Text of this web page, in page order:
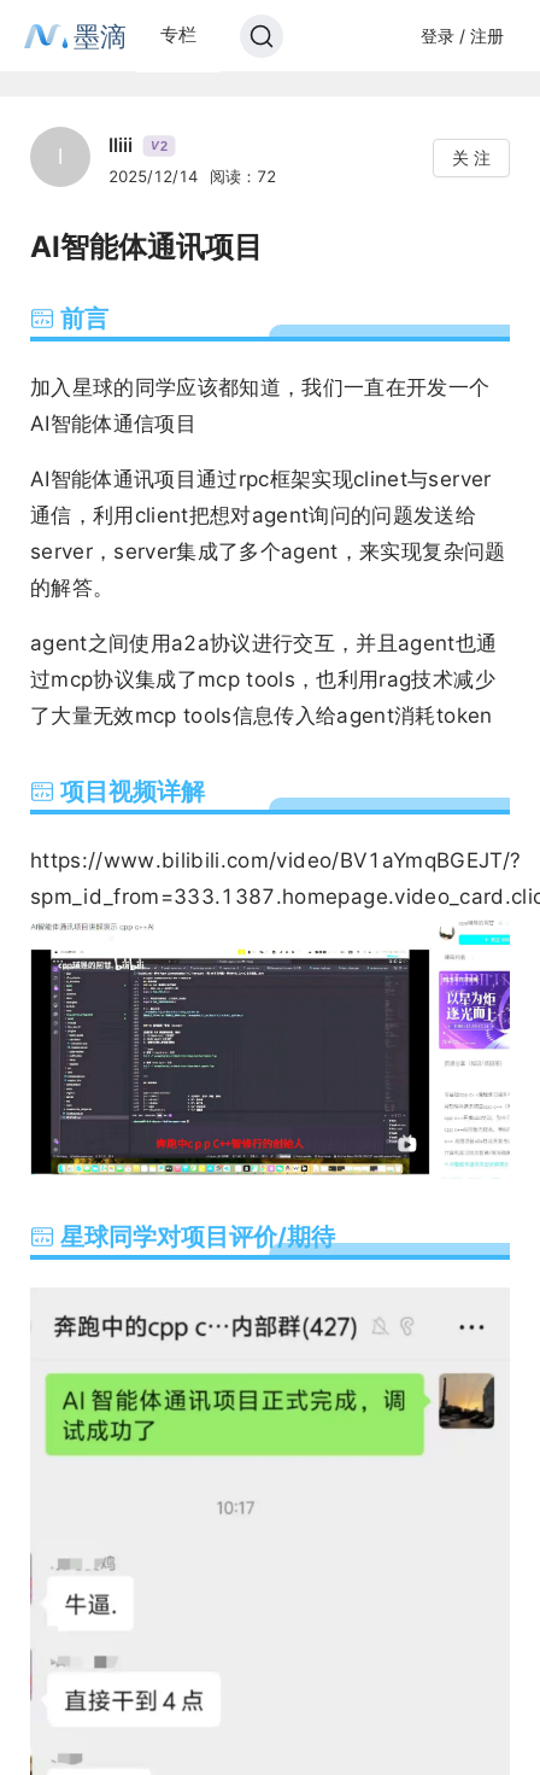
墨滴 专栏 登录 / 注册
l lliii V2
2025/12/14 阅读：72
关 注
AI智能体通讯项目
前言
加入星球的同学应该都知道，我们一直在开发一个
AI智能体通信项目
AI智能体通讯项目通过rpc框架实现clinet与server
通信，利用client把想对agent询问的问题发送给
server，server集成了多个agent，来实现复杂问题
的解答。
agent之间使用a2a协议进行交互，并且agent也通
过mcp协议集成了mcp tools，也利用rag技术减少
了大量无效mcp tools信息传入给agent消耗token
项目视频详解
https://www.bilibili.com/video/BV1aYmqBGEJT/?
星球同学对项目评价/期待